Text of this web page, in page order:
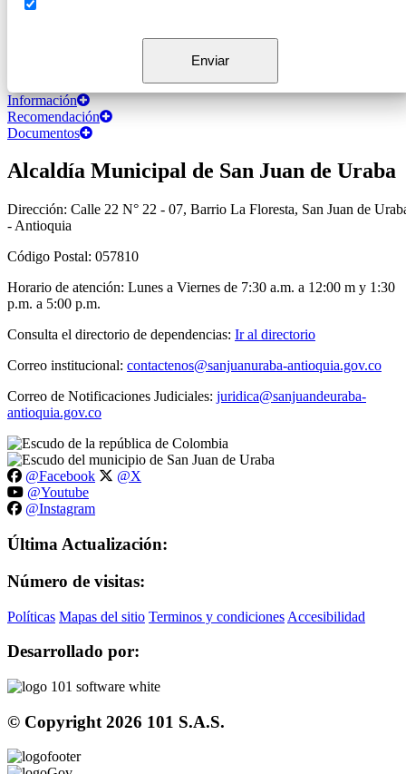
Información
Recomendación
Documentos
Alcaldía Municipal de San Juan de Uraba
Dirección: Calle 22 N° 22 - 07, Barrio La Floresta, San Juan de
- Antioquia
Código Postal: 057810
Horario de atención: Lunes a Viernes de 7:30 a.m. a 12:00 m y 1:30
p.m. a 5:00 p.m.
Consulta el directorio de dependencias: Ir al directorio
Correo institucional: contactenos@sanjuanuraba-antioquia.gov.co
Correo de Notificaciones Judiciales: juridica@sanjuandeuraba-
antioquia.gov.co
@Facebook
@X
@Youtube
@Instagram
Última Actualización:
Número de visitas:
Políticas Mapas del sitio Terminos y condiciones Accesibilidad
Desarrollado por:
© Copyright 2026 101 S.A.S.